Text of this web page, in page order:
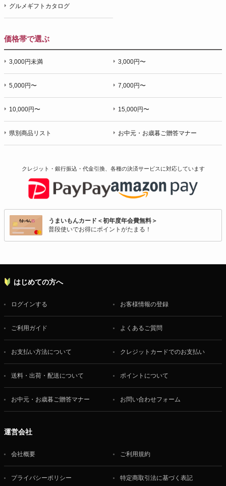
グルメギフトカタログ
価格帯で選ぶ
3,000円未満 3,000円〜
5,000円〜 7,000円〜
10,000円〜 15,000円〜
県別商品リスト お中元・お歳暮ご贈答マナー
クレジット・銀行振込・代金引換、各種の決済サービスに対応しています
うまいもんカード＜初年度年会費無料＞
普段使いでお得にポイントがたまる！
はじめての方へ
ログインする お客様情報の登録
ご利用ガイド よくあるご質問
お支払い方法について クレジットカードでのお支払い
送料・出荷・配送について ポイントについて
お中元・お歳暮ご贈答マナー お問い合わせフォーム
運営会社
会社概要 ご利用規約
プライバシーポリシー 特定商取引法に基づく表記